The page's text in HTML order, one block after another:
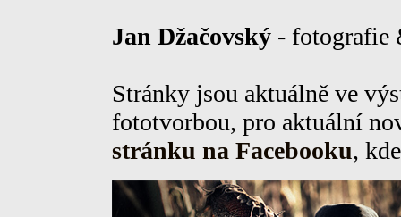
Jan Džačovský - fotografie
Stránky jsou aktuálně ve
fototvorbou, pro aktuální
stránku na Facebooku,